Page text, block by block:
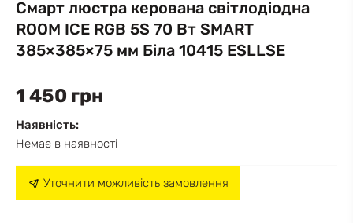
Смарт люстра керована світлодіодна
ROOM ICE RGB 5S 70 Вт SMART
385×385×75 мм Біла 10415 ESLLSE
1 450 грн
Наявність:
Немає в наявності
Уточнити можливість замовлення